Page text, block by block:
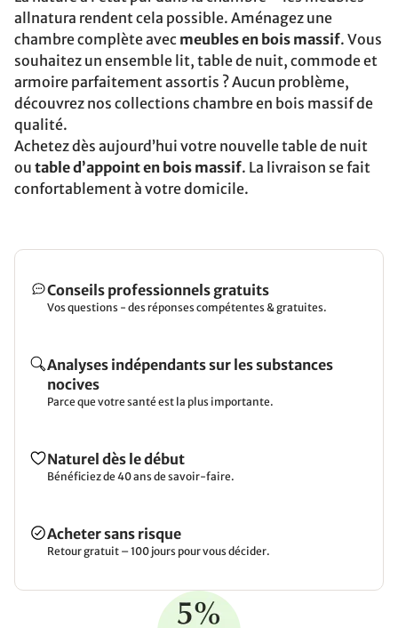
allnatura rendent cela possible. Aménagez une
chambre complète avec meubles en bois massif. Vous
souhaitez un ensemble lit, table de nuit, commode et
armoire parfaitement assortis ? Aucun problème,
découvrez nos collections chambre en bois massif de
qualité.
Achetez dès aujourd’hui votre nouvelle table de nuit
ou table d’appoint en bois massif. La livraison se fait
confortablement à votre domicile.
Conseils professionnels gratuits
Vos questions - des réponses compétentes & gratuites.
Analyses indépendants sur les substances
nocives
Parce que votre santé est la plus importante.
Naturel dès le début
Bénéficiez de 40 ans de savoir-faire.
Acheter sans risque
Retour gratuit – 100 jours pour vous décider.